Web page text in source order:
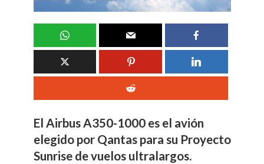
El Airbus A350-1000 es el avión
elegido por Qantas para su Proyecto
Sunrise de vuelos ultralargos.